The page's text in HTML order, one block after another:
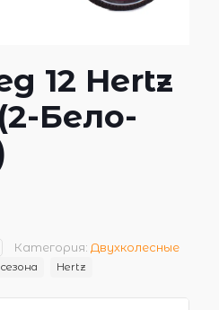
12 Hertz
Бело-
Категория: Двухколесные
Hertz